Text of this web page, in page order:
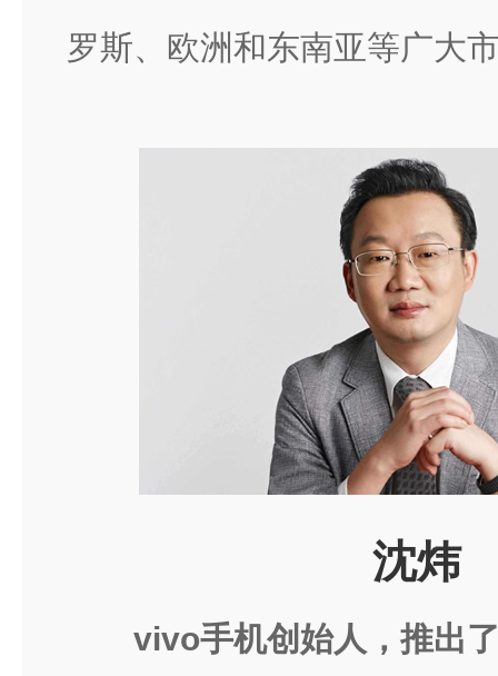
罗斯、欧洲和东南亚等广大
沈炜
vivo手机创始人，推出